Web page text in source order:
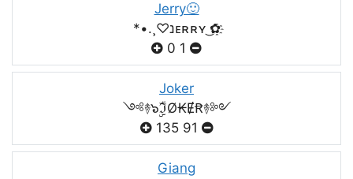
Jerry🙂
*•.¸♡נᴇʀʀʏ ͜✿҈
0 1
Joker
༺࿈๖ۣۣۜℑØ₭ɆꞦ࿈༻
135 91
Giang